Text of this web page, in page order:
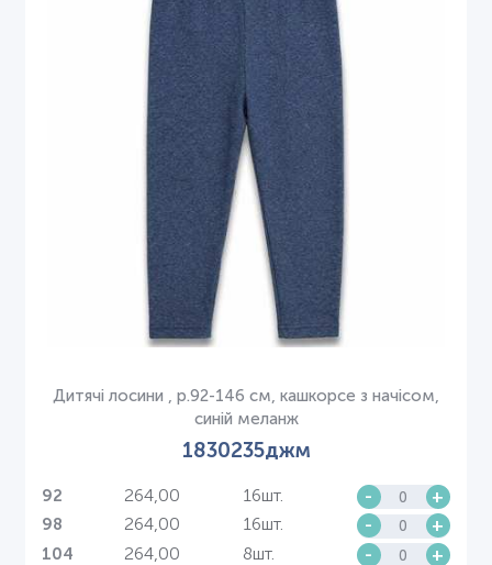
Дитячі лосини , р.92-146 см, кашкорсе з начісом,
синій меланж
1830235джм
92 264,00 16шт. - +
98 264,00 16шт. - +
104 264,00 8шт. - +